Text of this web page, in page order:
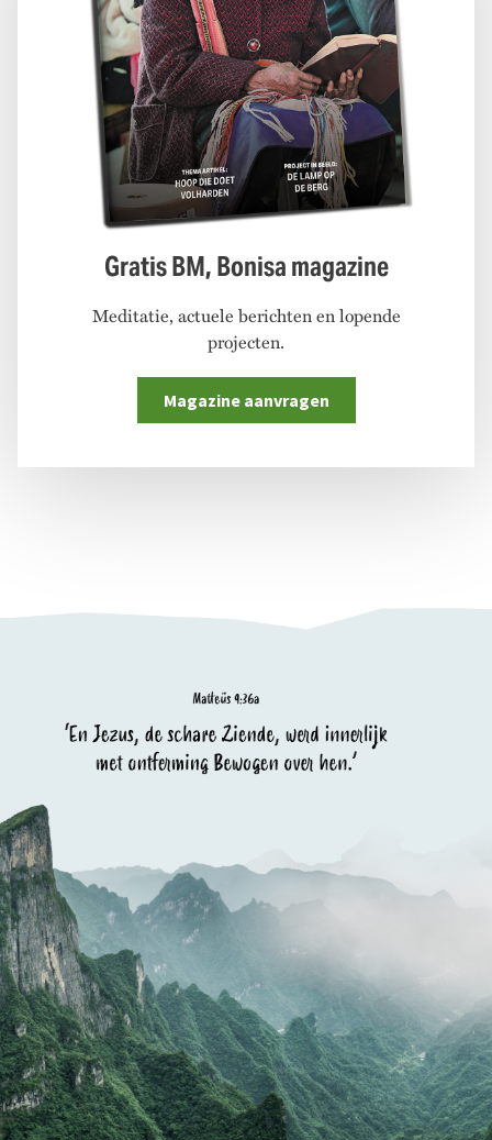
Gratis BM, Bonisa magazine
Meditatie, actuele berichten en lopende
projecten.
Magazine aanvragen